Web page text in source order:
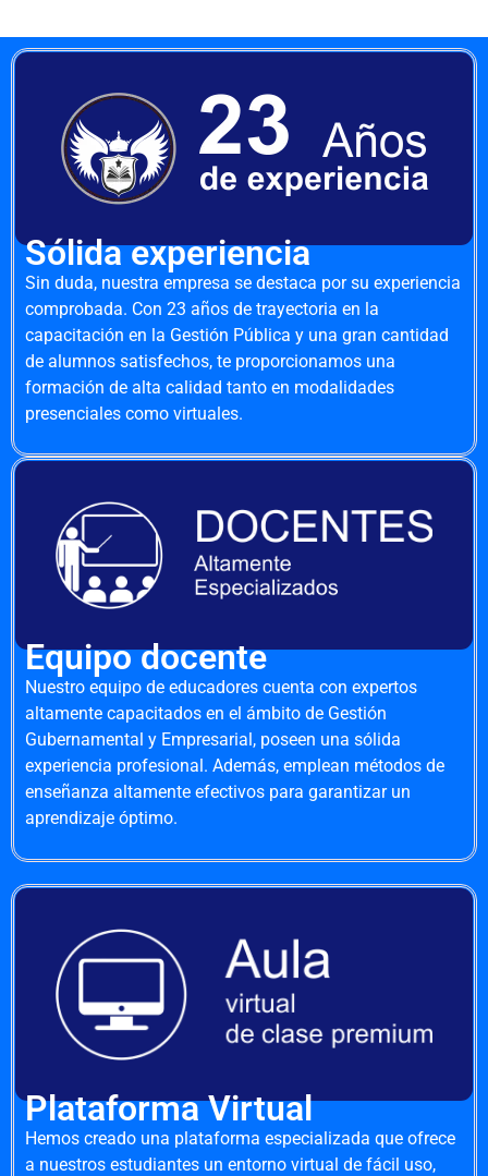
Sólida experiencia
Sin duda, nuestra empresa se destaca por su experiencia
comprobada. Con 23 años de trayectoria en la
capacitación en la Gestión Pública y una gran cantidad
de alumnos satisfechos, te proporcionamos una
formación de alta calidad tanto en modalidades
presenciales como virtuales.
Equipo docente
Nuestro equipo de educadores cuenta con expertos
altamente capacitados en el ámbito de Gestión
Gubernamental y Empresarial, poseen una sólida
experiencia profesional. Además, emplean métodos de
enseñanza altamente efectivos para garantizar un
aprendizaje óptimo.
Plataforma Virtual
Hemos creado una plataforma especializada que ofrece
a nuestros estudiantes un entorno virtual de fácil uso,